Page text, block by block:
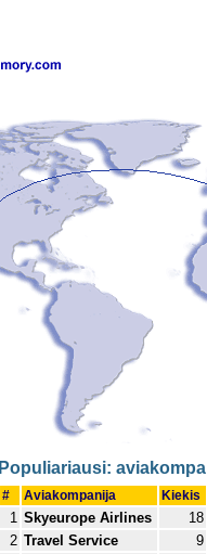
Populiariausi:
# Aviakompanija Kiekis
1 Skyeurope Airlines
18
2 Travel Service
9